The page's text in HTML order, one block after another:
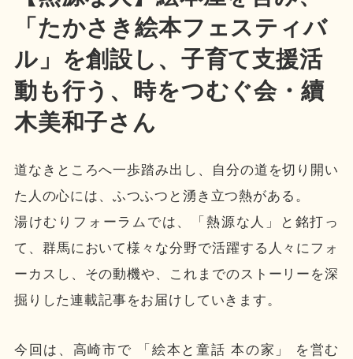
「たかさき絵本フェスティバ
ル」を創設し、子育て支援活
動も行う、時をつむぐ会・續
木美和子さん
道なきところへ一歩踏み出し、自分の道を切り開い
た人の心には、ふつふつと湧き立つ熱がある。
湯けむりフォーラムでは、「熱源な人」と銘打っ
て、群馬において様々な分野で活躍する人々にフォ
ーカスし、その動機や、これまでのストーリーを深
掘りした連載記事をお届けしていきます。
今回は、高崎市で 「絵本と童話 本の家」 を営む